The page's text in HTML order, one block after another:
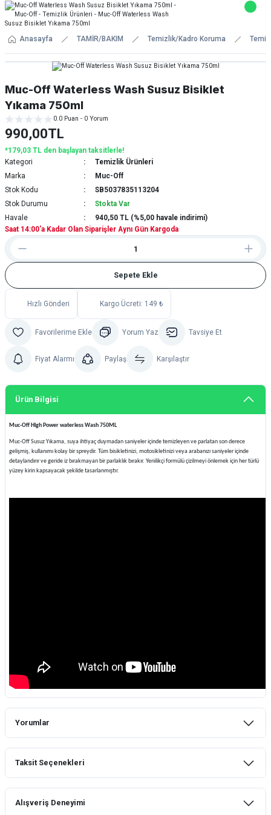
Anasayfa TAMİR/BAKIM Temizlik/Kadro Koruma
Muc-Off Waterless Wash Susuz Bisiklet
Yıkama 750ml
0.0 Puan - 0 Yorum
990,00TL
*179,03 TL den başlayan taksitlerle!
Kategori
Temizlik Ürünleri
Marka
Muc-Off
Stok Kodu
SB5037835113204
Stok Durumu
Stokta Var
Havale
940,50 TL (%5,00 havale indirimi)
Saat 14:00'a Kadar Olan Siparişler Aynı Gün Kargoda
Sepete Ekle
Hızlı Gönderi Kargo Ücreti: 149 ₺
Yorum Yaz Tavsiye Et
Fiyat Alarmı Paylaş Karşılaştır
Ürün Bilgisi
Muc-Off High Power waterless Wash 750ML
Muc-Off Susuz Yıkama, suya ihtiyaç duymadan saniyeler içinde temizleyen ve parlatan son derece
gelişmiş, kullanımı kolay bir spreydir. Tüm bisikletinizi, motosikletinizi veya arabanızı saniyeler içinde
detaylandırır ve geride iz bırakmayan bir parlaklık bırakır. Yenilikçi formülü çizilmeyi önlemek için her türlü
yüzey kirin kapsayacak şekilde tasarlanmıştır.
Yorumlar
Taksit Seçenekleri
Alışveriş Deneyimi